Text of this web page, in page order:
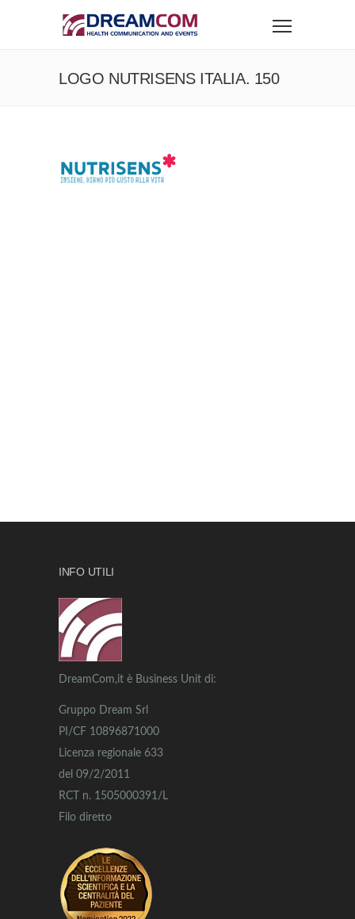
LOGO NUTRISENS ITALIA. 150
INFO UTILI
DreamCom,it è Business Unit di:
Gruppo Dream Srl
PI/CF 10896871000
Licenza regionale 633
del 09/2/2011
RCT n. 1505000391/L
Filo diretto